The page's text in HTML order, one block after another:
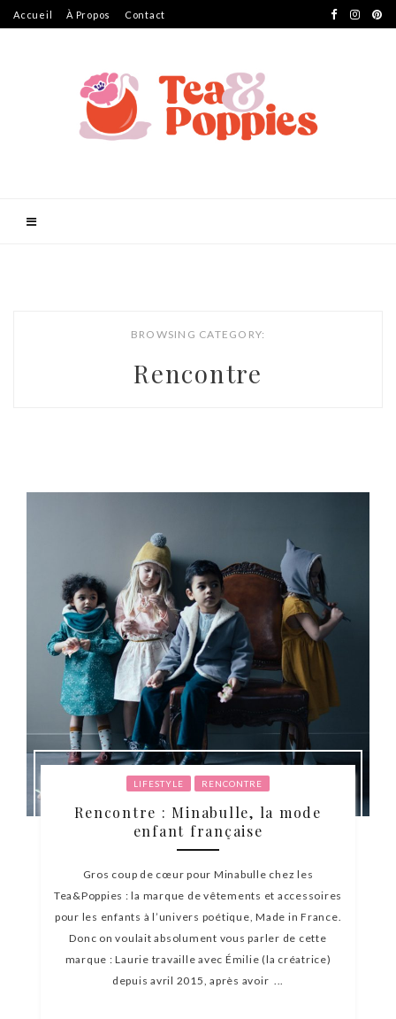
Accueil À Propos Contact
BROWSING CATEGORY:
Rencontre
LIFESTYLE RENCONTRE
Rencontre : Minabulle, la mode
enfant française
Gros coup de cœur pour Minabulle chez les
Tea&Poppies : la marque de vêtements et accessoires
pour les enfants à l’univers poétique, Made in France.
Donc on voulait absolument vous parler de cette
marque : Laurie travaille avec Émilie (la créatrice)
depuis avril 2015, après avoir ...